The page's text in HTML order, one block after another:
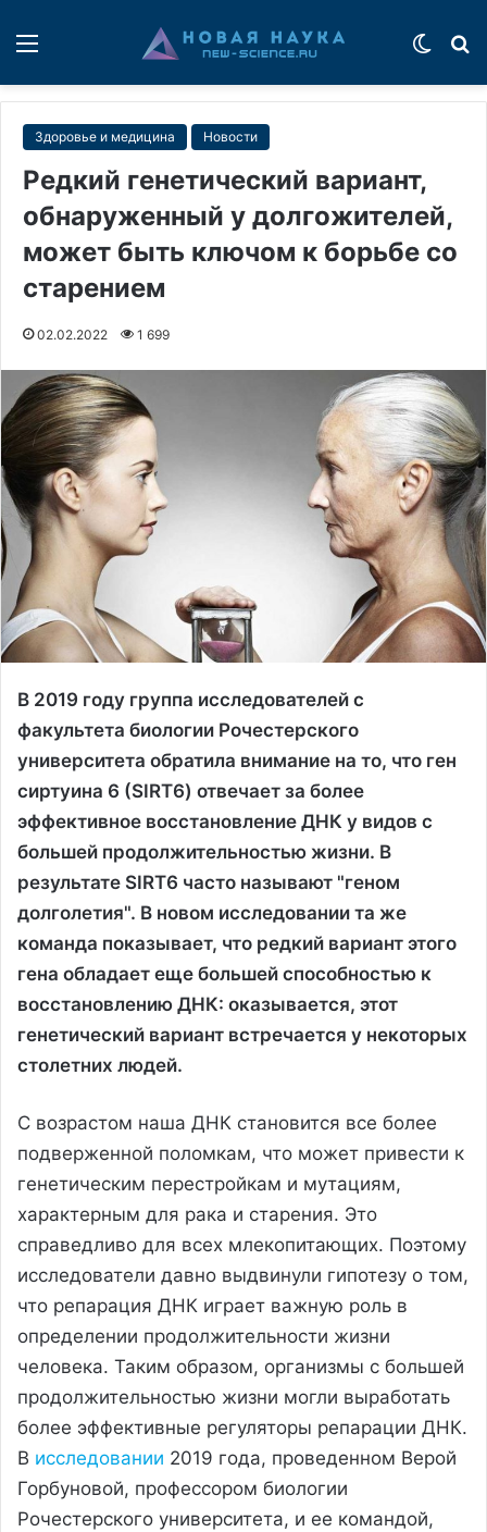
Здоровье и медицина Новости
Редкий генетический вариант,
обнаруженный у долгожителей,
может быть ключом к борьбе со
старением
02.02.2022 1 699
В 2019 году группа исследователей с
факультета биологии Рочестерского
университета обратила внимание на то, что ген
сиртуина 6 (SIRT6) отвечает за более
эффективное восстановление ДНК у видов с
большей продолжительностью жизни. В
результате SIRT6 часто называют "геном
долголетия". В новом исследовании та же
команда показывает, что редкий вариант этого
гена обладает еще большей способностью к
восстановлению ДНК: оказывается, этот
генетический вариант встречается у некоторых
столетних людей.
С возрастом наша ДНК становится все более
подверженной поломкам, что может привести к
генетическим перестройкам и мутациям,
характерным для рака и старения. Это
справедливо для всех млекопитающих. Поэтому
исследователи давно выдвинули гипотезу о том,
что репарация ДНК играет важную роль в
определении продолжительности жизни
человека. Таким образом, организмы с большей
продолжительностью жизни могли выработать
более эффективные регуляторы репарации ДНК.
В исследовании 2019 года, проведенном Верой
Горбуновой, профессором биологии
Рочестерского университета, и ее командой,